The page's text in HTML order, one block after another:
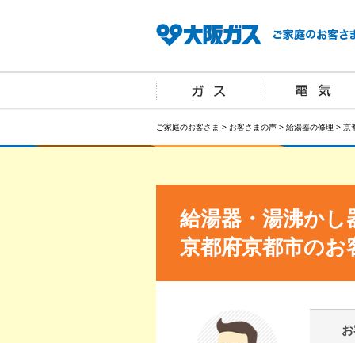
ご家庭のお客さま > お客さまの声 > 給湯器の修理 > 京
給湯器・湯沸かし
京都府京都市のお